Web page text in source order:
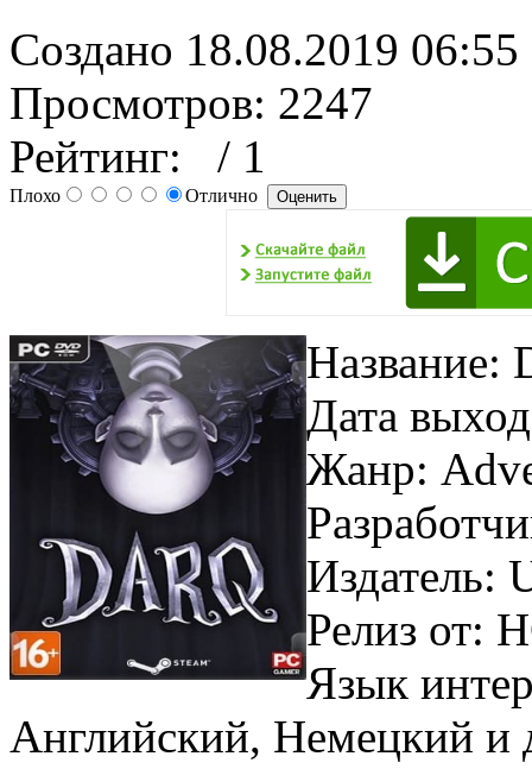
Создано 18.08.2019 06:55
Просмотров: 2247
Рейтинг:
/ 1
Плохо Отлично
Название:
Дата
Жанр:
Издатель:
Релиз от:
Язык
Английский, Немецкий и